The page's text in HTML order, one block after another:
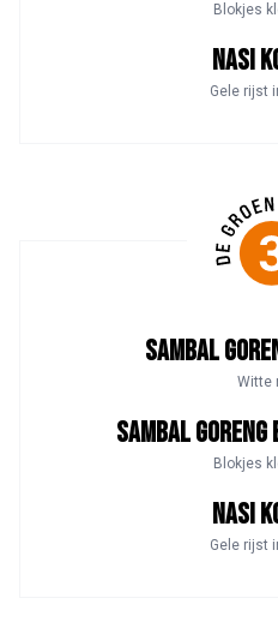
Blokjes
Nasi
Gele rijst
SAMBAL
Witte
SAMBAL GORENG
Blokjes
Nasi
Gele rijst